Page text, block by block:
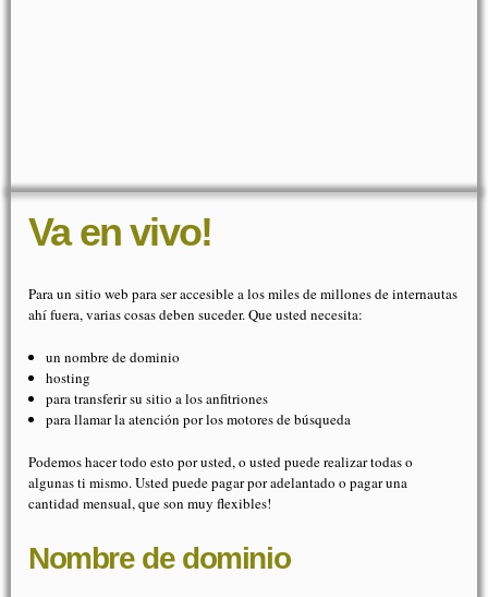
Va en vivo!
Para un sitio web para ser accesible a los miles de millones de internautas
ahí fuera, varias cosas deben suceder. Que usted necesita:
un nombre de dominio
hosting
para transferir su sitio a los anfitriones
para llamar la atención por los motores de búsqueda
Podemos hacer todo esto por usted, o usted puede realizar todas o
algunas ti mismo. Usted puede pagar por adelantado o pagar una
cantidad mensual, que son muy flexibles!
Nombre de dominio